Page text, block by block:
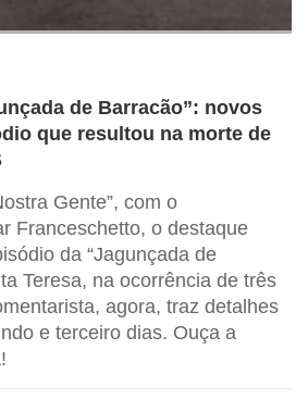
de Barracão”: novos
que resultou na morte de
Gente”, com o
Franceschetto, o destaque
da “Jagunçada de
Teresa, na ocorrência de três
agora, traz detalhes
e terceiro dias. Ouça a